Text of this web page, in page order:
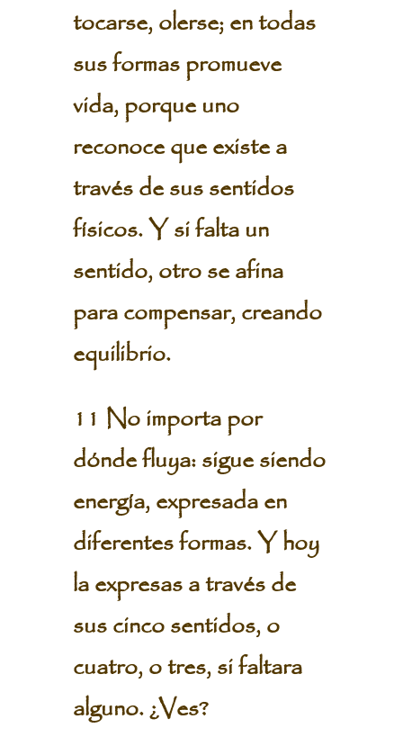
tocarse, olerse; en todas
sus formas promueve
vida, porque uno
reconoce que existe a
través de sus sentidos
físicos. Y si falta un
sentido, otro se afina
para compensar, creando
equilibrio.
11 No importa por
dónde fluya: sigue siendo
energía, expresada en
diferentes formas. Y hoy
la expresas a través de
sus cinco sentidos, o
cuatro, o tres, si faltara
alguno. ¿Ves?